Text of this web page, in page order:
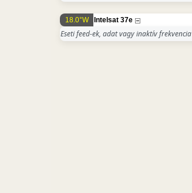
18.0°W Intelsat 37e
Eseti feed-ek, adat vagy inaktív frekvencia